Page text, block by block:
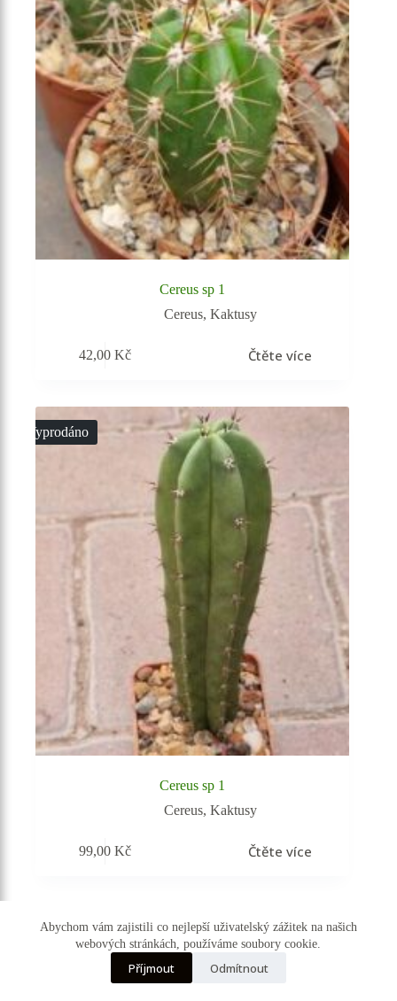
Abychom vám zajistili co nejlepší uživatelský zážitek na našich
webových stránkách, používáme soubory cookie.
Příjmout Odmítnout
Cereus sp 1
Cereus, Kaktusy
42,00Kč Čtěte více
Vyprodáno
Cereus sp 1
Cereus, Kaktusy
99,00Kč Čtěte více